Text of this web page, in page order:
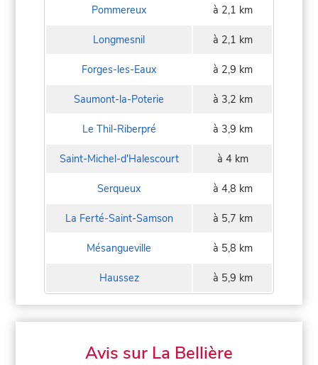
Pommereux à 2,1 km
Longmesnil à 2,1 km
Forges-les-Eaux à 2,9 km
Saumont-la-Poterie à 3,2 km
Le Thil-Riberpré à 3,9 km
Saint-Michel-d'Halescourt à 4 km
Serqueux à 4,8 km
La Ferté-Saint-Samson à 5,7 km
Mésangueville à 5,8 km
Haussez à 5,9 km
Avis sur La Bellière